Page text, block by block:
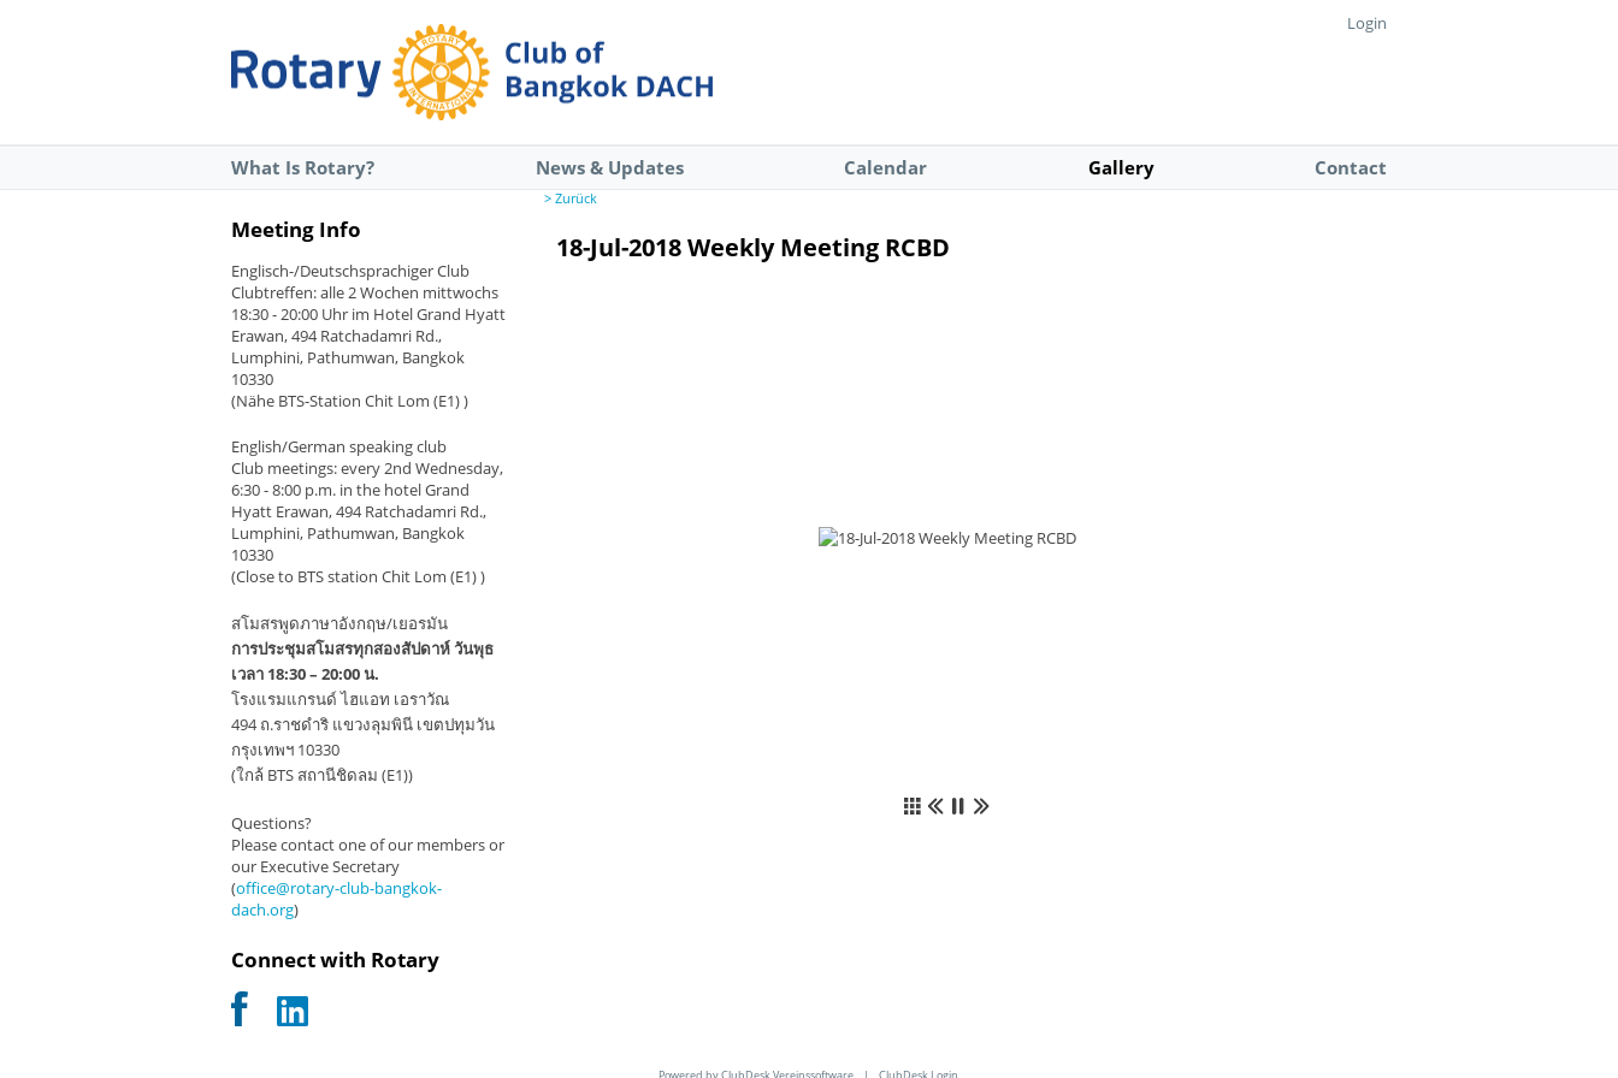
Login
What Is Rotary? News & Updates Calendar Gallery Contact
Meeting Info
Englisch-/Deutschsprachiger Club
Clubtreffen: alle 2 Wochen mittwochs
18:30 - 20:00 Uhr im Hotel Grand Hyatt
Erawan, 494 Ratchadamri Rd.,
Lumphini, Pathumwan, Bangkok
10330
(Nähe BTS-Station Chit Lom (E1) )
English/German speaking club
Club meetings: every 2nd Wednesday,
6:30 - 8:00 p.m. in the hotel Grand
Hyatt Erawan, 494 Ratchadamri Rd.,
Lumphini, Pathumwan, Bangkok
10330
(Close to BTS station Chit Lom (E1) )
สโมสรพูดภาษาอังกฤษ/เยอรมัน
การประชุมสโมสรทุกสองสัปดาห์ วันพุธ
เวลา 18:30 – 20:00 น.
โรงแรมแกรนด์ ไฮแอท เอราวัณ
494 ถ.ราชดำริ แขวงลุมพินี เขตปทุมวัน
กรุงเทพฯ 10330
(ใกล้ BTS สถานีชิดลม (E1))
Questions?
Please contact one of our members or
our Executive Secretary
(office@rotary-club-bangkok-
dach.org)
Connect with Rotary
> Zurück
18-Jul-2018 Weekly Meeting RCBD
Powered by ClubDesk Vereinssoftware |ClubDesk Login